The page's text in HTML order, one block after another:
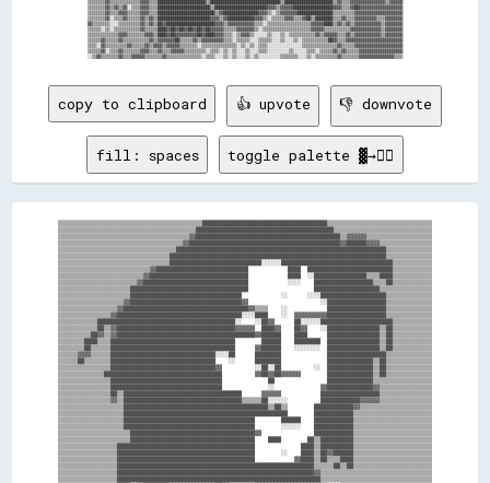
copy to clipboard 👍 upvote 👎 downvote
fill: spaces toggle palette ▓→✊🏽
▒▒▒▒▒▒▒▒▒▒▒▒▒▒▒▒▒▒▒▒▒▒▒▒▒▒▒▒▒▒▒▒▒▒▒▒▒▒▒▒▓▓████████████████████████████████████████████▒▒▓▓▓▓▓▓▒▒▒▒▒▒▒▒▒▒▒▒▒▒▒▒▒▒▒▒
▒▒▒▒▒▒▒▒▒▒▒▒▒▒▒▒▒▒▒▒▒▒▒▒▒▒▒▒▒▒▒▒▒▒▒▒▒▒▓▓██████████████████████████████████████████████▓▓██████▓▓▓▓▒▒▒▒▒▒▒▒▒▒▒▒▒▒▒▒
▒▒▒▒▒▒▒▒▒▒▒▒▒▒▒▒▒▒▒▒▒▒▒▒▒▒▒▒▒▒▒▒▒▒████████████████████████████░░░░░░██████████████████████████████████▒▒▒▒▒▒▒▒▒▒▒▒
▒▒▒▒▒▒▒▒▒▒▒▒▒▒▒▒▒▒▒▒▒▒▒▒▒▒▒▒▓▓████████████████████████████            ████  ██████████████████████████▒▒▒▒▒▒▒▒▒▒▒▒
▒▒▒▒▒▒▒▒▒▒▒▒▒▒▒▒▒▒▒▒▒▒▒▒▒▒▓▓██████████████████████████████            ████  ░░████████████████▒▒▒▒████▒▒▒▒▒▒▒▒▒▒▒▒
▒▒▒▒▒▒▒▒▒▒▒▒▒▒▒▒▒▒▒▒▒▒▒▒▓▓████████████████████████████████            ░░░░    ██████████████████▒▒▒▒██▒▒▒▒▒▒▒▒▒▒▒▒
▒▒▒▒▒▒▒▒▒▒▒▒▒▒▒▒▒▒▒▒▒▒██████████████████████████████████            ░░      ░░░░████████████████████▒▒▒▒▒▒▒▒▒▒▒▒▒▒
▒▒▒▒▒▒▒▒▒▒▒▒▒▒▒▒▒▒▒▒▓▓██████████████████████████████████▓▓                      ░░██████████████████▒▒▒▒▒▒▒▒▒▒▒▒▒▒
▒▒▒▒▒▒▒▒▒▒▒▒▒▒▒▒▒▒▓▓██████████████████████████████████████▓▓▒▒▒▒    ░░            ██████████████████▒▒▒▒▒▒▒▒▒▒▒▒▒▒
▒▒▒▒▒▒▒▒▒▒▒▒▒▒▒▒▓▓██████████████████████████████████████░░░░████    ░░  ▓▓▓▓▓▓▓▓▓▓██████████████████▒▒▒▒▒▒▒▒▒▒▒▒▒▒
▒▒▒▒▒▒▒▒▒▒▒▒██████████████████████████████████████████░░    ░░██▓▓      ██░░░░░░██████████████████████▒▒▒▒▒▒▒▒▒▒▒▒
▒▒▒▒▒▒▒▒▒▒▒▒██▒▒▓▓████████████████████████████████████▓▓▓▓▓▓  ████▓▓    ██▓▓    ░░████████████████▒▒██▒▒▒▒▒▒▒▒▒▒▒▒
▒▒▒▒▒▒▒▒▒▒██▓▓▒▒▓▓██████████████████████████████████████████▓▓██████    ████      ████████████████▒▒██▒▒▒▒▒▒▒▒▒▒▒▒
▒▒▒▒▒▒▒▒██▒▒▒▒▒▒██████████████████████████████████████      ▓▓██████    ░░░░░░░░  ████████████████▒▒██▒▒▒▒▒▒▒▒▒▒▒▒
▒▒▒▒▒▒▓▓▓▓▒▒▒▒▒▒████████████████████████████████░░░░██      ████████              ██████████████████▒▒▒▒▒▒▒▒▒▒▒▒▒▒
▒▒▒▒▒▒██▒▒▒▒▒▒▒▒████████████████████████████████    ░░      ████████              ██████████████▒▒██▒▒▒▒▒▒▒▒▒▒▒▒▒▒
▒▒▒▒▒▒▒▒▒▒▒▒▒▒▒▒████████████████████████████████▓▓          ░░██░░██          ░░  ██████████████▒▒██▒▒▒▒▒▒▒▒▒▒▒▒▒▒
▒▒▒▒▒▒▒▒▒▒▒▒▒▒████████████████████████████████████          ▓▓██▓▓██▓▓▓▓▓▓        ██████████████▒▒██▒▒▒▒▒▒▒▒▒▒▒▒▒▒
▒▒▒▒▒▒▒▒▒▒▒▒▒▒▒▒██████████████████████████████████              ░░              ▓▓██████████████▓▓▒▒▒▒▒▒▒▒▒▒▒▒▒▒▒▒
▒▒▒▒▒▒▒▒▒▒▒▒▒▒▒▒██▒▒████████████████████████████████████      ▓▓▓▓▓▓            ██████████████████▒▒▒▒▒▒▒▒▒▒▒▒▒▒▒▒
▒▒▒▒▒▒▒▒▒▒▒▒▒▒▒▒▓▓▒▒████████████████████████████████████▒▒▒▒▒▒██░░░░░░          ████████████▓▓▓▓▓▓▒▒▒▒▒▒▒▒▒▒▒▒▒▒▒▒
▒▒▒▒▒▒▒▒▒▒▒▒▒▒▒▒▒▒▒▒████████████████████████████████████████████▒▒██▒▒        ████████████▓▓▒▒▒▒▒▒▒▒▒▒▒▒▒▒▒▒▒▒▒▒▒▒
▒▒▒▒▒▒▒▒▒▒▒▒▒▒▒▒▒▒▒▒████████████████████████████████████████        ░░░░░░    ████████████▒▒▒▒▒▒▒▒▒▒▒▒▒▒▒▒▒▒▒▒▒▒▒▒
▒▒▒▒▒▒▒▒▒▒▒▒▒▒▒▒▒▒▒▒▒▒██████████████████████████████████████▓▓                ████████████▒▒▒▒▒▒▒▒▒▒▒▒▒▒▒▒▒▒▒▒▒▒▒▒
▒▒▒▒▒▒▒▒▒▒▒▒▒▒▒▒▒▒██████████████████████████████████████████        ░░    ████▒▒██▓▓██████▒▒▒▒▒▒▒▒▒▒▒▒▒▒▒▒▒▒▒▒▒▒▒▒
▒▒▒▒▒▒▒▒▒▒▒▒▒▒▒▒▒▒██████████████████████████████████████████            ▓▓████▒▒██▒▒▒▒████▒▒▒▒▒▒▒▒▒▒▒▒▒▒▒▒▒▒▒▒▒▒▒▒
▒▒▒▒▒▒▒▒▒▒▒▒▒▒▒▒▒▒████████████████████████████████████████████████████████████▓▓▒▒▒▒▒▒▒▒▒▒▒▒▒▒▒▒▒▒▒▒▒▒▒▒▒▒▒▒▒▒▒▒▒▒